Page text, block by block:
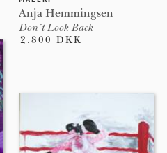
Anja Hemmingsen
Don´t Look Back
2.800 DKK